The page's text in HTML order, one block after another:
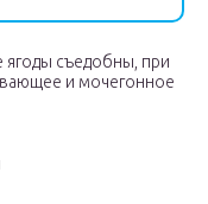
съедобны, при
и мочегонное